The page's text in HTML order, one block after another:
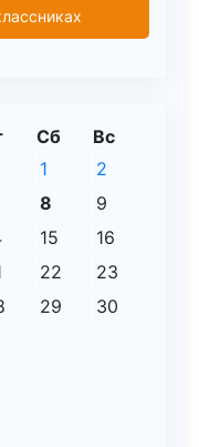
Сб Вс
1
2
8
9
15
16
22
23
29
30